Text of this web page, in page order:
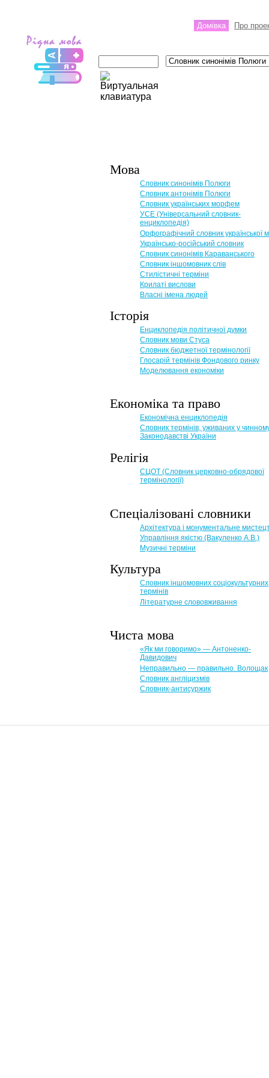
Домівка Про
Мова
Словник синонімів Полюги
Словник антонімів Полюги
Словник українських морфем
УСЕ (Універсальний словник-
енциклопедія)
Орфографічний словник української
Українсько-російський словник
Словник синонімів Караванського
Словник іншомовник слів
Стилістичні терміни
Крилаті вислови
Власні імена людей
Історія
Енциклопедія політичної думки
Словник мови Стуса
Словник бюджетної термінології
Глосарій термінів Фондового ринку
Моделювання економіки
Економіка та право
Eкономічна енциклопедія
Словник термінів, уживаних у
Законодавстві України
Релігія
СЦОТ (Словник церковно-обрядової
термінології)
Спеціалізовані словники
Архітектура і монументальне
Управління якістю (Вакуленко А.В.)
Музичні терміни
Культура
Словник іншомовних соціокультурних
термінів
Літературне слововживання
Чиста мова
«Як ми говоримо» — Антоненко-
Давидович
Неправильно — правильно. Волощак
Словник англіцизмів
Словник-антисуржик